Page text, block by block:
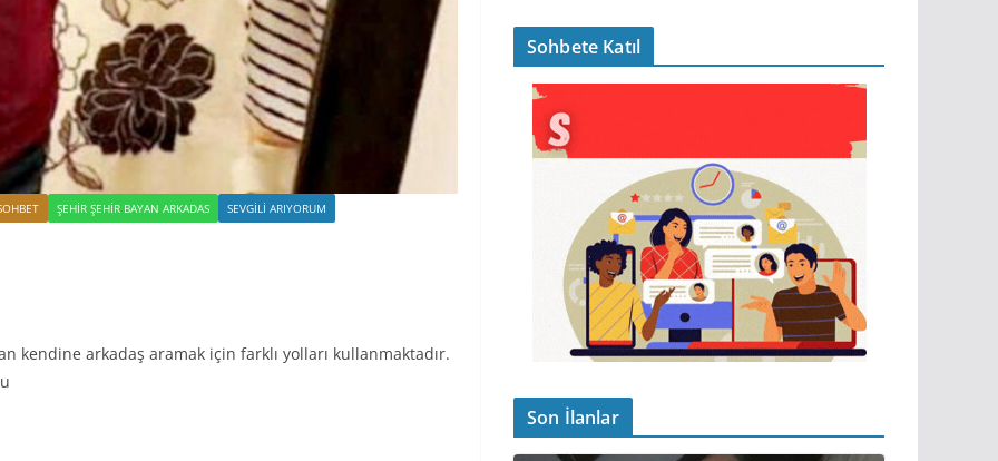
ŞEHIR ŞEHIR BAYAN ARKADAS
SEVGILI ARIYORUM
kendine arkadaş aramak için farklı yolları kullanmaktadır.
Sohbete Katıl
Son İlanlar